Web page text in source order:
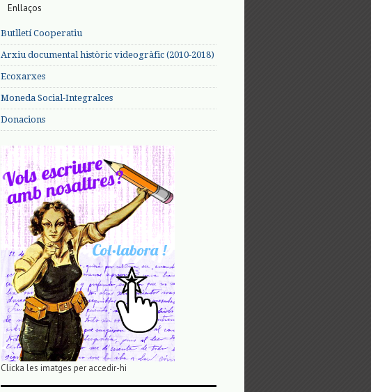
Enllaços
Butlletí Cooperatiu
Arxiu documental històric videogràfic (2010-2018)
Ecoxarxes
Moneda Social-Integralces
Donacions
Clicka les imatges per accedir-hi